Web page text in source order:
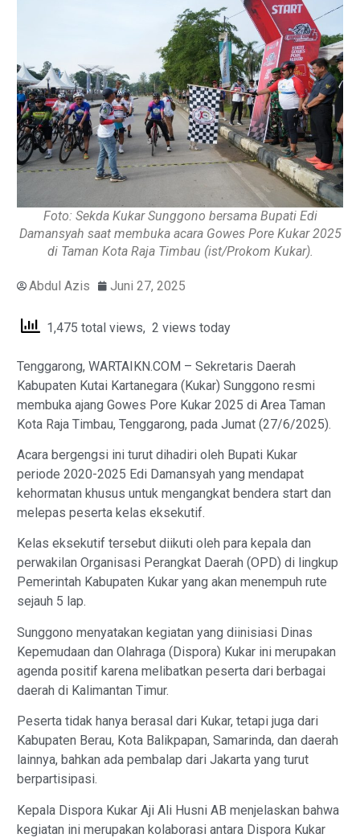
Foto: Sekda Kukar Sunggono bersama Bupati Edi
Damansyah saat membuka acara Gowes Pore Kukar 2025
di Taman Kota Raja Timbau (ist/Prokom Kukar).
Abdul Azis Juni 27, 2025
1,475 total views, 2 views today
Tenggarong, WARTAIKN.COM – Sekretaris Daerah
Kabupaten Kutai Kartanegara (Kukar) Sunggono resmi
membuka ajang Gowes Pore Kukar 2025 di Area Taman
Kota Raja Timbau, Tenggarong, pada Jumat (27/6/2025).
Acara bergengsi ini turut dihadiri oleh Bupati Kukar
periode 2020-2025 Edi Damansyah yang mendapat
kehormatan khusus untuk mengangkat bendera start dan
melepas peserta kelas eksekutif.
Kelas eksekutif tersebut diikuti oleh para kepala dan
perwakilan Organisasi Perangkat Daerah (OPD) di lingkup
Pemerintah Kabupaten Kukar yang akan menempuh rute
sejauh 5 lap.
Sunggono menyatakan kegiatan yang diinisiasi Dinas
Kepemudaan dan Olahraga (Dispora) Kukar ini merupakan
agenda positif karena melibatkan peserta dari berbagai
daerah di Kalimantan Timur.
Peserta tidak hanya berasal dari Kukar, tetapi juga dari
Kabupaten Berau, Kota Balikpapan, Samarinda, dan daerah
lainnya, bahkan ada pembalap dari Jakarta yang turut
berpartisipasi.
Kepala Dispora Kukar Aji Ali Husni AB menjelaskan bahwa
kegiatan ini merupakan kolaborasi antara Dispora Kukar